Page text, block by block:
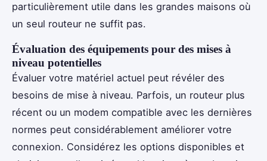
particulièrement utile dans les grandes maisons où
un seul routeur ne suffit pas.
Évaluation des équipements pour des mises à
niveau potentielles
Évaluer votre matériel actuel peut révéler des
besoins de mise à niveau. Parfois, un routeur plus
récent ou un modem compatible avec les dernières
normes peut considérablement améliorer votre
connexion. Considérez les options disponibles et